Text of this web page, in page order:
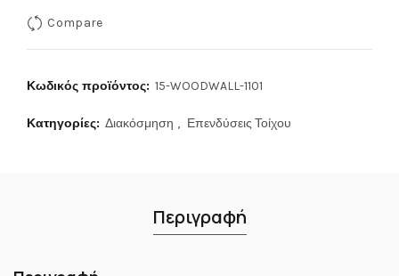
Compare
Κωδικός προϊόντος: 15-WOODWALL-1101
Κατηγορίες: Διακόσμηση , Επενδύσεις Τοίχου
Περιγραφή